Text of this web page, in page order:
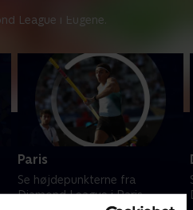
League i Eugene.
Paris
Se højdepunkterne fra
Diamond League i Paris.